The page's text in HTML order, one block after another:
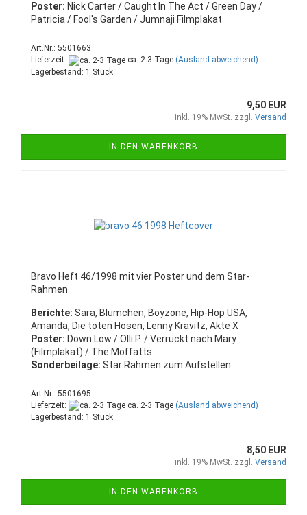
Poster: Nick Carter / Caught In The Act / Green Day /
Patricia / Fool's Garden / Jumnaji Filmplakat
Art.Nr.: 5501663
Lieferzeit:
ca. 2-3 Tage (Ausland abweichend)
Lagerbestand: 1 Stück
9,50 EUR
inkl. 19% MwSt. zzgl. Versand
IN DEN WARENKORB
Bravo Heft 46/1998 mit vier Poster und dem Star-
Rahmen
Berichte: Sara, Blümchen, Boyzone, Hip-Hop USA,
Amanda, Die toten Hosen, Lenny Kravitz, Akte X
Poster: Down Low / Olli P. / Verrückt nach Mary
(Filmplakat) / The Moffatts
Sonderbeilage: Star Rahmen zum Aufstellen
Art.Nr.: 5501695
Lieferzeit:
ca. 2-3 Tage (Ausland abweichend)
Lagerbestand: 1 Stück
8,50 EUR
inkl. 19% MwSt. zzgl. Versand
IN DEN WARENKORB